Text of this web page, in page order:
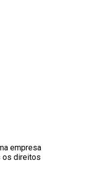
empresa
os direitos